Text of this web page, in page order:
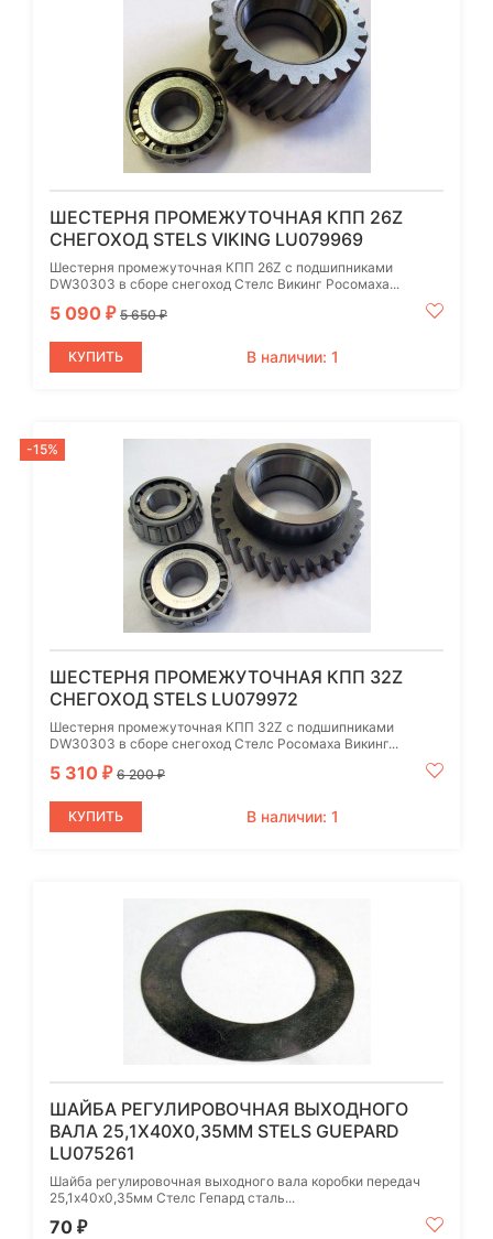
ШЕСТЕРНЯ ПРОМЕЖУТОЧНАЯ КПП 26Z
СНЕГОХОД STELS VIKING LU079969
Шестерня промежуточная КПП 26Z с подшипниками
DW30303 в сборе снегоход Стелс Викинг Росомаха...
5 090 ₽ 5 650₽
КУПИТЬ В наличии: 1
-15%
ШЕСТЕРНЯ ПРОМЕЖУТОЧНАЯ КПП 32Z
СНЕГОХОД STELS LU079972
Шестерня промежуточная КПП 32Z с подшипниками
DW30303 в сборе снегоход Стелс Росомаха Викинг...
5 310 ₽ 6 200₽
КУПИТЬ В наличии: 1
ШАЙБА РЕГУЛИРОВОЧНАЯ ВЫХОДНОГО
ВАЛА 25,1Х40Х0,35ММ STELS GUEPARD
LU075261
Шайба регулировочная выходного вала коробки передач
25,1х40х0,35мм Стелс Гепард сталь...
70 ₽